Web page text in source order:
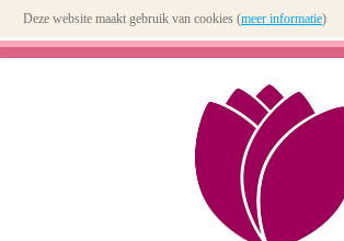
Deze website maakt gebruik van cookies (meer informatie)